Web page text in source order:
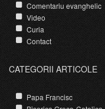
Comentariu evanghelic
Video
Curia
Contact
CATEGORII ARTICOLE
Papa Francisc